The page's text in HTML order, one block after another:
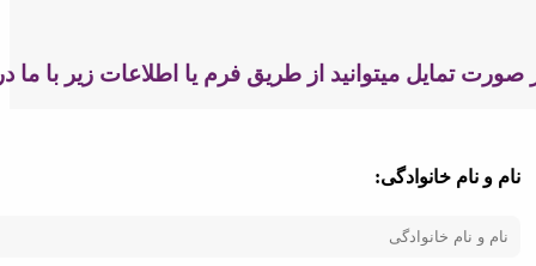
ماکارونی
صورت تمایل میتوانید از طریق فرم یا اطلاعات زیر با ما
نام و نام خانوادگی: